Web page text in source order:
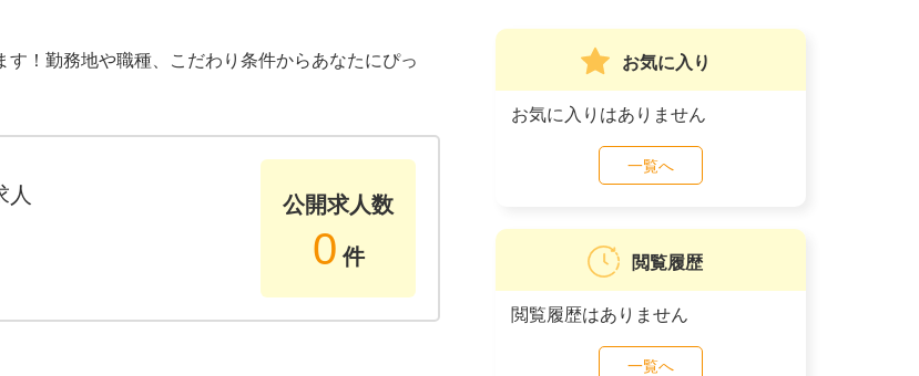
す！勤務地や職種、こだわり条件からあなたにぴっ
人 公開求人数
0 件
お気に入り
お気に入りはありません
一覧へ
閲覧履歴
閲覧履歴はありません
一覧へ